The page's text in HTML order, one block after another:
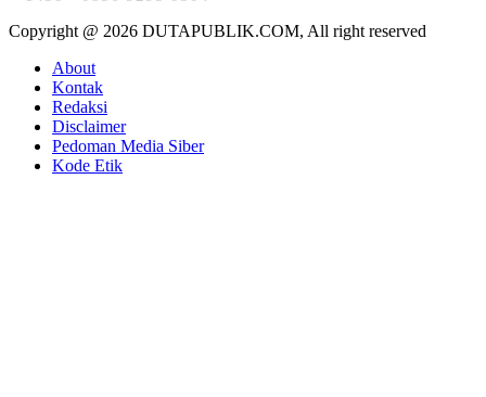
Copyright @ 2026 DUTAPUBLIK.COM, All right reserved
About
Kontak
Redaksi
Disclaimer
Pedoman Media Siber
Kode Etik